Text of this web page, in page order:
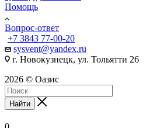
Помощь
Вопрос-ответ
+7 3843 77-00-20
sysvent@yandex.ru
г. Новокузнецк, ул. Тольятти 26
2026 © Оазис
Найти